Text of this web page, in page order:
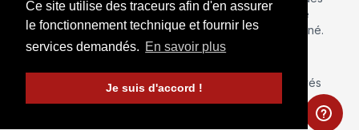
Ce site utilise des traceurs afin d'en assurer
le fonctionnement technique et fournir les
services demandés. En savoir plus
Je suis d'accord !
publiées ici ne sauraient justifier une quelconque
revendication de la part d'un soignant ou d'un soigné.
© 2026 Maîtrise Orthopédique – Tous droits réservés